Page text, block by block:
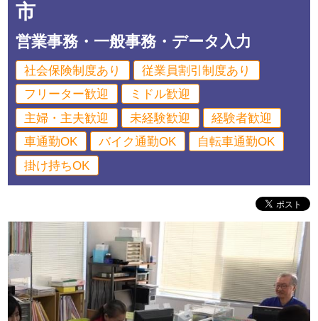
市
営業事務・一般事務・データ入力
社会保険制度あり
従業員割引制度あり
フリーター歓迎
ミドル歓迎
主婦・主夫歓迎
未経験歓迎
経験者歓迎
車通勤OK
バイク通勤OK
自転車通勤OK
掛け持ちOK